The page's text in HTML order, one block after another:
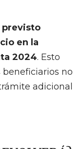
previsto
en la
2024. Esto
no
adicional